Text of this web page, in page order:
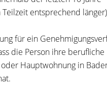
Teilzeit entsprechend
für ein
die Person ihre berufliche
Hauptwohnung in